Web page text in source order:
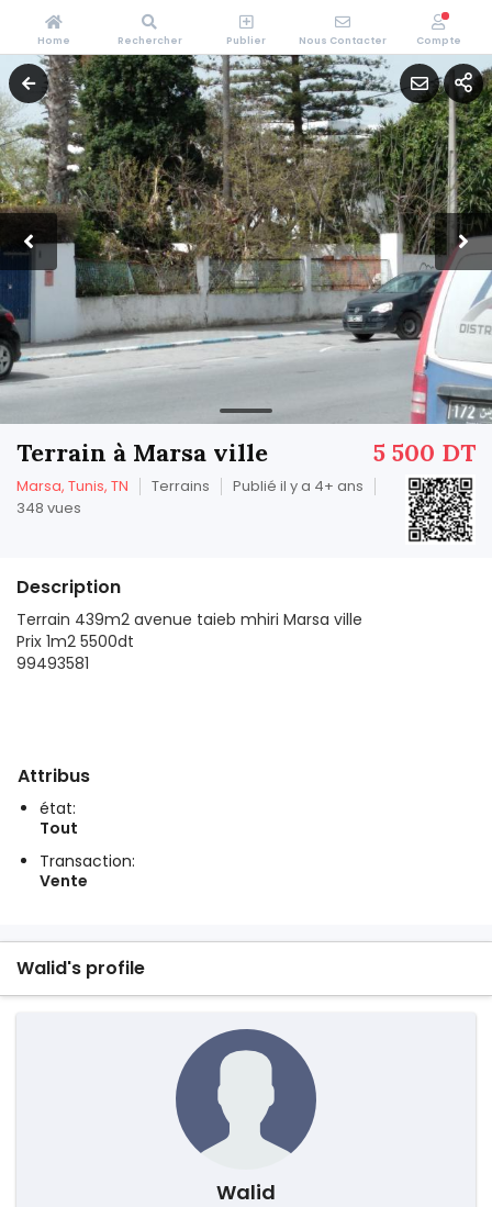
5 500 DT
Terrain à Marsa ville
Marsa, Tunis, TN Terrains
Publié il y a 4+ ans
348 vues
Description
Terrain 439m2 avenue taieb mhiri Marsa ville
Prix 1m2 5500dt
99493581
Attribus
état:
Tout
Transaction:
Vente
Walid's profile
Walid
Home Rechercher Publier Nous Contacter Compte